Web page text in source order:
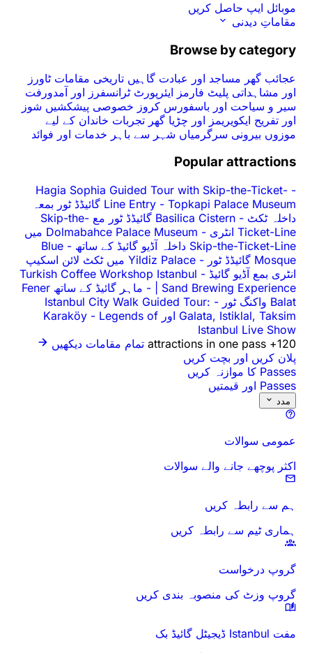
موبائل ایپ حاصل کریں
مقاماتِ دیدنی
Browse by category
عجائب گھر مساجد اور عبادت گاہیں تاریخی مقاماتٹاورز
اور مشاہداتی پلیٹ فارمز ایئرپورٹ ٹرانسفرز اور آمدورفت
سیر و سیاحت اور باسفورس کروز خصوصی پیشکشیں شوز
اور تفریح ایکویریمز اور چڑیا گھر تجربات خاندان کے لیے
موزوں بیرونی سرگرمیاں شہر سے باہر خدمات اور فوائد
Popular attractions
-
Hagia Sophia Guided Tour with Skip-the-Ticket-
Line Entry -
Topkapi Palace Museum گائیڈڈ ٹور بمعہ
داخلہ ٹکٹ -
Basilica Cistern گائیڈڈ ٹور مع Skip-the-
Ticket-Line انٹری
-
Dolmabahce Palace Museum میں
Skip-the-Ticket-Line داخلہ آڈیو گائیڈ کے ساتھ
-
Blue
Mosque گائیڈڈ ٹور
-
Yildiz Palace میں ٹکٹ لائن اسکیپ
انٹری بمع آڈیو گائیڈ -
Turkish Coffee Workshop Istanbul
| Sand Brewing Experience
-
ماہر گائیڈ کے ساتھ Fener
Balat واکنگ ٹور
-
Istanbul City Walk Guided Tour:
Galata, Istiklal, Taksim اور Karaköy
- Legends of
Istanbul Live Show
120+ attractions in one pass
تمام مقامات دیکھیں
پلان کریں اور بچت کریں
Passes کا موازنہ کریں
Passes اور قیمتیں
مدد
عمومی سوالات
اکثر پوچھے جانے والے سوالات
ہم سے رابطہ کریں
ہماری ٹیم سے رابطہ کریں
گروپ درخواست
گروپ وزٹ کی منصوبہ بندی کریں
مفت Istanbul ڈیجیٹل گائیڈ بک